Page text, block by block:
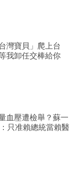
灣寶貝」爬上台
我卸任交棒給你
血壓遭檢舉？蘇一
只准賴總統當賴醫